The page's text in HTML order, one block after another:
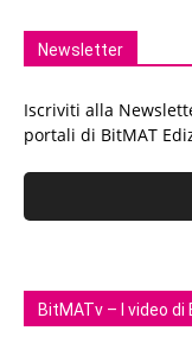
Newsletter
Iscriviti alla
portali di BitMAT
BitMATv – I video di